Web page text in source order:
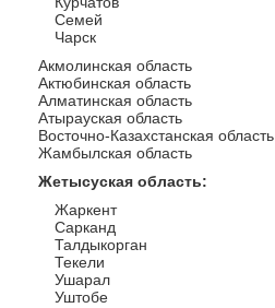
Семей
Чарск
Акмолинская область
Актюбинская область
Алматинская область
Атырауская область
Восточно-Казахстанская область
Жамбылская область
Жетысуская область:
Жаркент
Сарканд
Талдыкорган
Текели
Ушарал
Уштобе